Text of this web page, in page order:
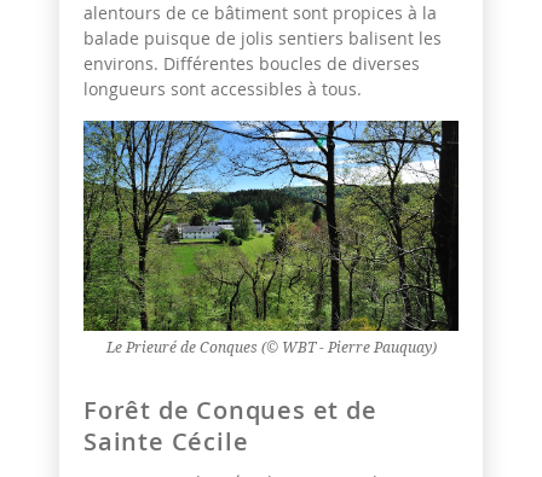
alentours de ce bâtiment sont propices à la
balade puisque de jolis sentiers balisent les
environs. Différentes boucles de diverses
longueurs sont accessibles à tous.
Le Prieuré de Conques (© WBT - Pierre Pauquay)
Forêt de Conques et de
Sainte Cécile